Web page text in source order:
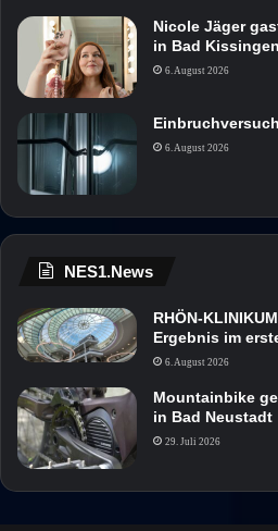
Nicole Jäger
in Bad Kissingen
6. August 2026
6. August 2026
NES1.News
RHÖN-
Ergebnis im
6. August 2026
Mountainbike
in Bad Neustadt
29. Juli 2026